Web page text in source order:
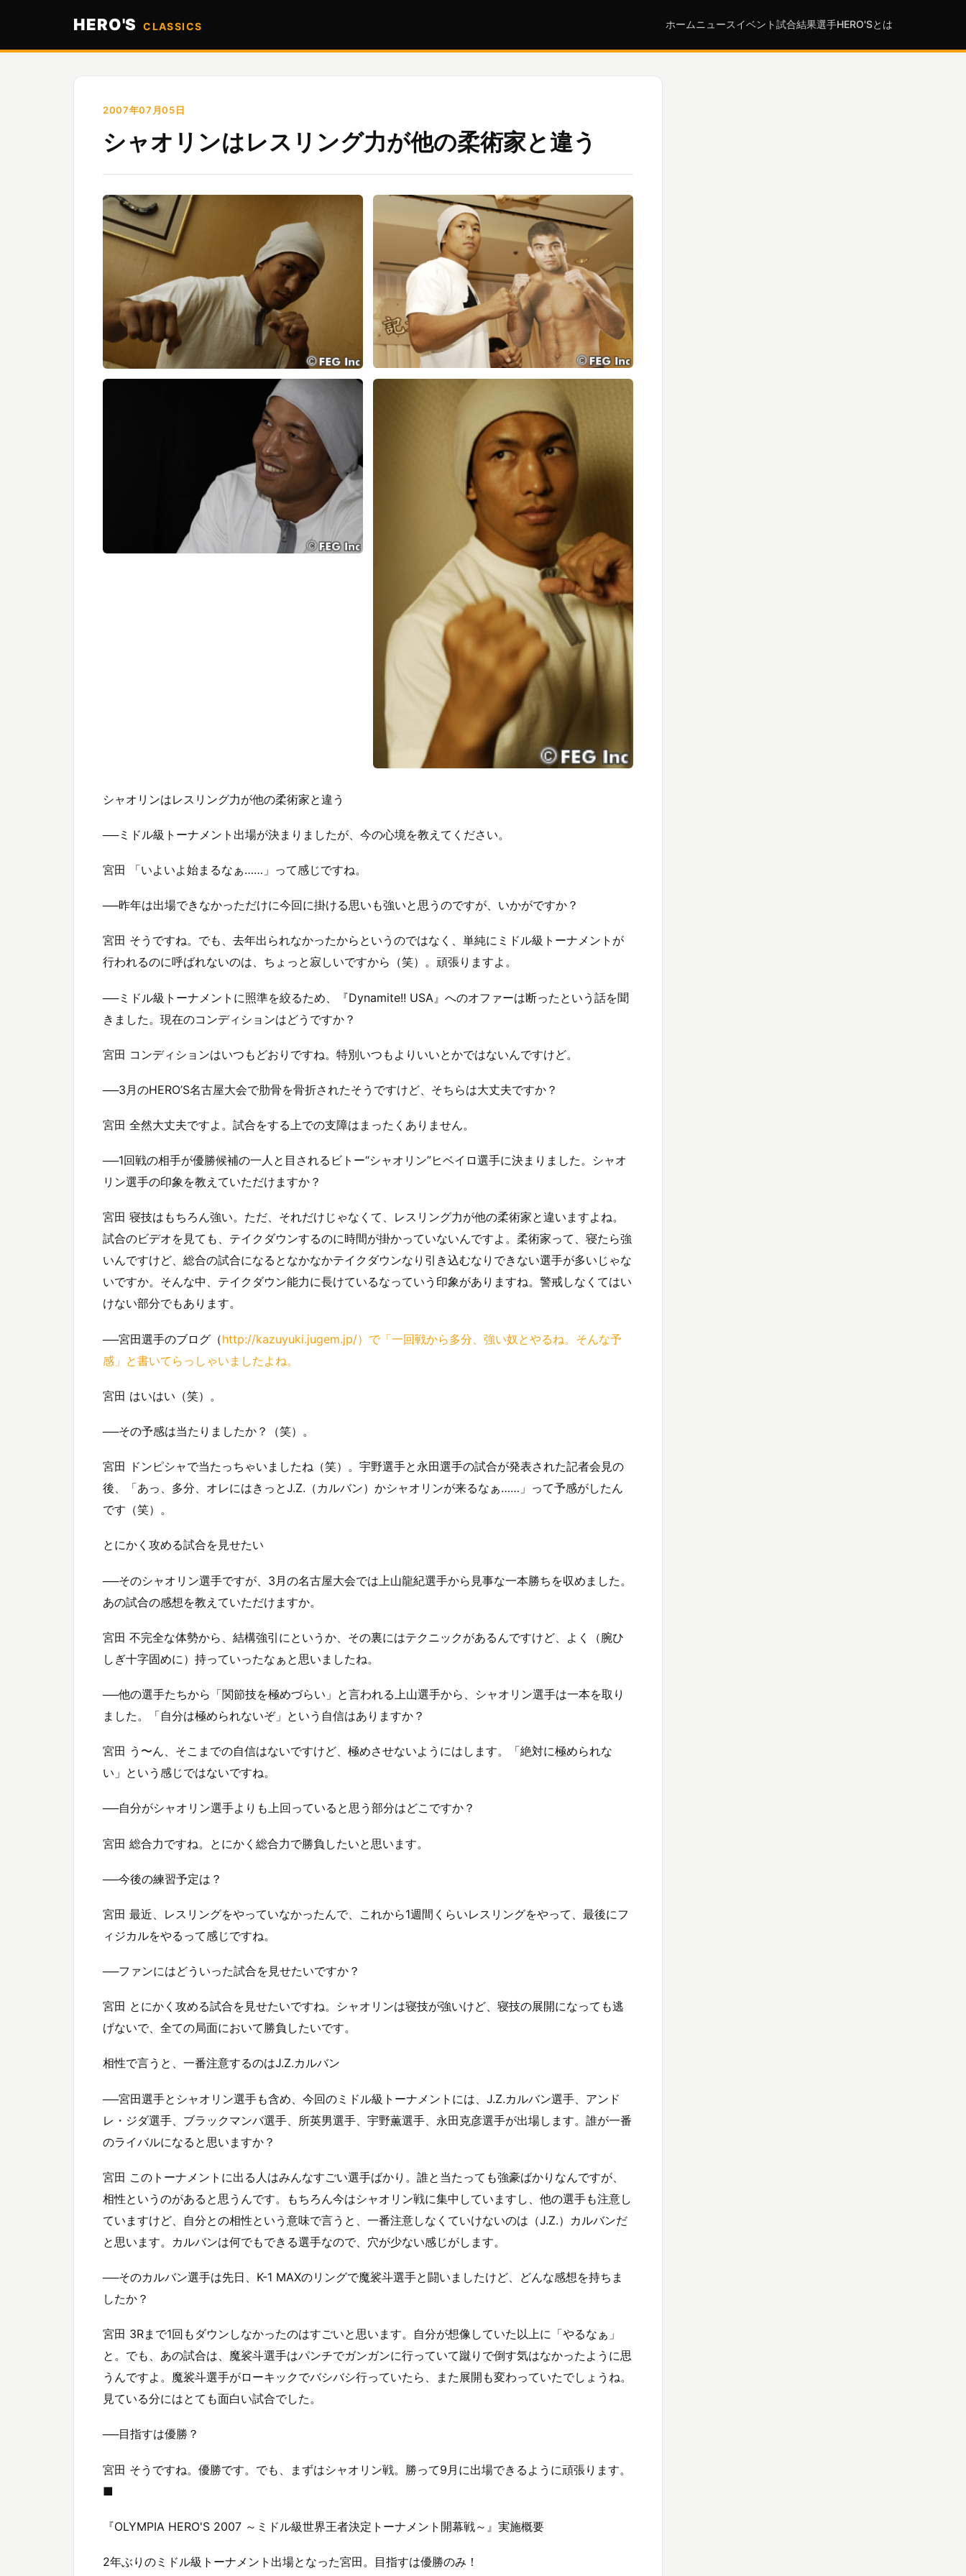
HERO'S CLASSICS ホーム ニュースイベント試合結果選手HERO'Sとは
2007年07月05日
シャオリンはレスリング力が他の柔術家と違う
シャオリンはレスリング力が他の柔術家と違う
──ミドル級トーナメント出場が決まりましたが、今の心境を教えてください。
宮田 「いよいよ始まるなぁ……」って感じですね。
──昨年は出場できなかっただけに今回に掛ける思いも強いと思うのですが、いかがですか？
宮田 そうですね。でも、去年出られなかったからというのではなく、単純にミドル級トーナメントが
行われるのに呼ばれないのは、ちょっと寂しいですから（笑）。頑張りますよ。
──ミドル級トーナメントに照準を絞るため、『Dynamite!! USA』へのオファーは断ったという話を聞
きました。現在のコンディションはどうですか？
宮田 コンディションはいつもどおりですね。特別いつもよりいいとかではないんですけど。
──3月のHERO’S名古屋大会で肋骨を骨折されたそうですけど、そちらは大丈夫ですか？
宮田 全然大丈夫ですよ。試合をする上での支障はまったくありません。
──1回戦の相手が優勝候補の一人と目されるビトー“シャオリン”ヒベイロ選手に決まりました。シャオ
リン選手の印象を教えていただけますか？
宮田 寝技はもちろん強い。ただ、それだけじゃなくて、レスリング力が他の柔術家と違いますよね。
試合のビデオを見ても、テイクダウンするのに時間が掛かっていないんですよ。柔術家って、寝たら強
いんですけど、総合の試合になるとなかなかテイクダウンなり引き込むなりできない選手が多いじゃな
いですか。そんな中、テイクダウン能力に長けているなっていう印象がありますね。警戒しなくてはい
けない部分でもあります。
──宮田選手のブログ（http://kazuyuki.jugem.jp/）で「一回戦から多分、強い奴とやるね。そんな予
感」と書いてらっしゃいましたよね。
宮田 はいはい（笑）。
──その予感は当たりましたか？（笑）。
宮田 ドンピシャで当たっちゃいましたね（笑）。宇野選手と永田選手の試合が発表された記者会見の
後、「あっ、多分、オレにはきっとJ.Z.（カルバン）かシャオリンが来るなぁ……」って予感がしたん
です（笑）。
とにかく攻める試合を見せたい
──そのシャオリン選手ですが、3月の名古屋大会では上山龍紀選手から見事な一本勝ちを収めました。
あの試合の感想を教えていただけますか。
宮田 不完全な体勢から、結構強引にというか、その裏にはテクニックがあるんですけど、よく（腕ひ
しぎ十字固めに）持っていったなぁと思いましたね。
──他の選手たちから「関節技を極めづらい」と言われる上山選手から、シャオリン選手は一本を取り
ました。「自分は極められないぞ」という自信はありますか？
宮田 う〜ん、そこまでの自信はないですけど、極めさせないようにはします。「絶対に極められな
い」という感じではないですね。
──自分がシャオリン選手よりも上回っていると思う部分はどこですか？
宮田 総合力ですね。とにかく総合力で勝負したいと思います。
──今後の練習予定は？
宮田 最近、レスリングをやっていなかったんで、これから1週間くらいレスリングをやって、最後にフ
ィジカルをやるって感じですね。
──ファンにはどういった試合を見せたいですか？
宮田 とにかく攻める試合を見せたいですね。シャオリンは寝技が強いけど、寝技の展開になっても逃
げないで、全ての局面において勝負したいです。
相性で言うと、一番注意するのはJ.Z.カルバン
──宮田選手とシャオリン選手も含め、今回のミドル級トーナメントには、J.Z.カルバン選手、アンド
レ・ジダ選手、ブラックマンバ選手、所英男選手、宇野薫選手、永田克彦選手が出場します。誰が一番
のライバルになると思いますか？
宮田 このトーナメントに出る人はみんなすごい選手ばかり。誰と当たっても強豪ばかりなんですが、
相性というのがあると思うんです。もちろん今はシャオリン戦に集中していますし、他の選手も注意し
ていますけど、自分との相性という意味で言うと、一番注意しなくていけないのは（J.Z.）カルバンだ
と思います。カルバンは何でもできる選手なので、穴が少ない感じがします。
──そのカルバン選手は先日、K-1 MAXのリングで魔裟斗選手と闘いましたけど、どんな感想を持ちま
したか？
宮田 3Rまで1回もダウンしなかったのはすごいと思います。自分が想像していた以上に「やるなぁ」
と。でも、あの試合は、魔裟斗選手はパンチでガンガンに行っていて蹴りで倒す気はなかったように思
うんですよ。魔裟斗選手がローキックでバシバシ行っていたら、また展開も変わっていたでしょうね。
見ている分にはとても面白い試合でした。
──目指すは優勝？
宮田 そうですね。優勝です。でも、まずはシャオリン戦。勝って9月に出場できるように頑張ります。
■
『OLYMPIA HERO'S 2007 ～ミドル級世界王者決定トーナメント開幕戦～』実施概要
2年ぶりのミドル級トーナメント出場となった宮田。目指すは優勝のみ！